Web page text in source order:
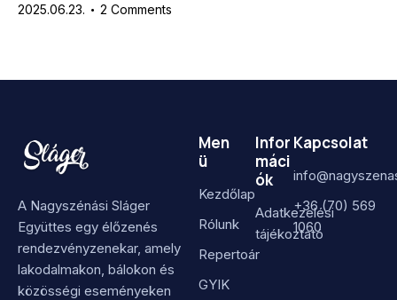
2025.06.23. 2 Comments
A Nagyszénási Sláger
Együttes egy élőzenés
rendezvényzenekar, amely
lakodalmakon, bálokon és
közösségi eseményeken
Men
ü
Kezdőlap
Rólunk
Repertoár
GYIK
Infor
máci
ók
Adatkezelési
tájékoztató
Kapcsolat
+36 (70) 569
1060